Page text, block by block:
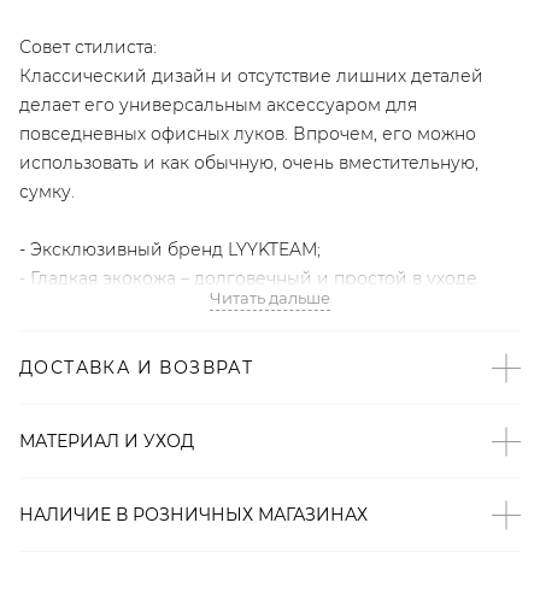
Совет стилиста:
Классический дизайн и отсутствие лишних деталей
делает его универсальным аксессуаром для
повседневных офисных луков. Впрочем, его можно
использовать и как обычную, очень вместительную,
сумку.
- Эксклюзивный бренд LYYKTEAM;
- Гладкая экокожа – долговечный и простой в уходе
- Внутренний карман на молнии;
2000001097991
Читать дальше
ДОСТАВКА И ВОЗВРАТ
МАТЕРИАЛ И УХОД
НАЛИЧИЕ В РОЗНИЧНЫХ МАГАЗИНАХ